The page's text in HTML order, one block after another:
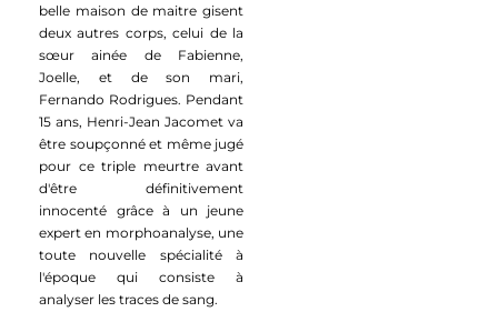
belle maison de maitre gisent
deux autres corps, celui de la
sœur ainée de Fabienne,
Joelle, et de son mari,
Fernando Rodrigues. Pendant
15 ans, Henri-Jean Jacomet va
être soupçonné et même jugé
pour ce triple meurtre avant
d'être définitivement
innocenté grâce à un jeune
expert en morphoanalyse, une
toute nouvelle spécialité à
l'époque qui consiste à
analyser les traces de sang.